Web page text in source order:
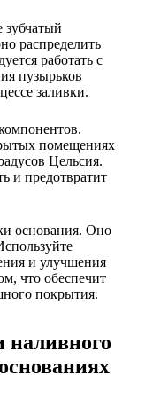
зубчатый
распределить
работать с
пузырьков
заливки.
помещениях
Цельсия.
и предотвратит
основания. Оно
и улучшения
что обеспечит
покрытия.
наливного